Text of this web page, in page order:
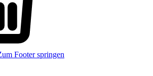
Footer springen